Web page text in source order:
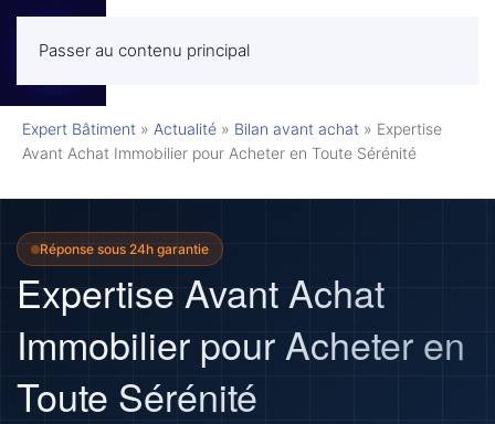
Passer au contenu principalMENU
Expert Bâtiment » Actualité » Bilan avant achat » Expertise
Avant Achat Immobilier pour Acheter en Toute Sérénité
Réponse sous 24h garantie
Expertise Avant Achat
Immobilier pour Acheter en
Toute Sérénité